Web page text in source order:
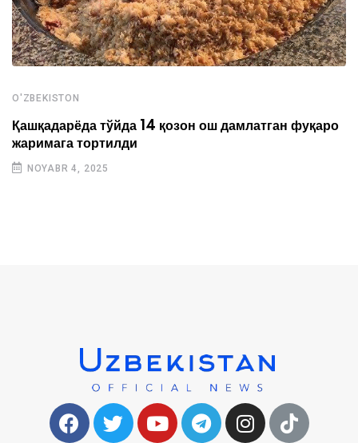
O'ZBEKISTON
Қашқадарёда тўйда 14 қозон ош дамлатган фуқаро
жаримага тортилди
NOYABR 4, 2025